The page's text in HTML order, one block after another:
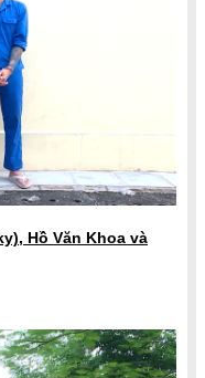
Hồ Văn Khoa và